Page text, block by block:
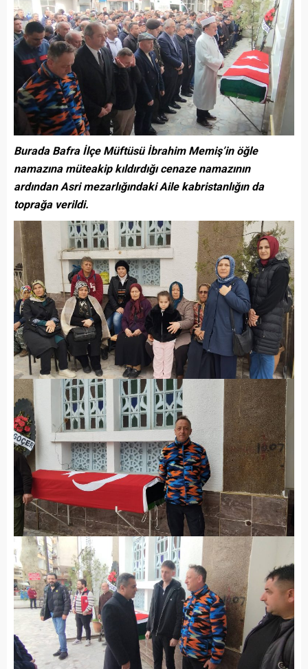
Burada Bafra İlçe Müftüsü İbrahim Memiş’in öğle
namazına müteakip kıldırdığı cenaze namazının
ardından Asri mezarlığındaki Aile kabristanlığın da
toprağa verildi.